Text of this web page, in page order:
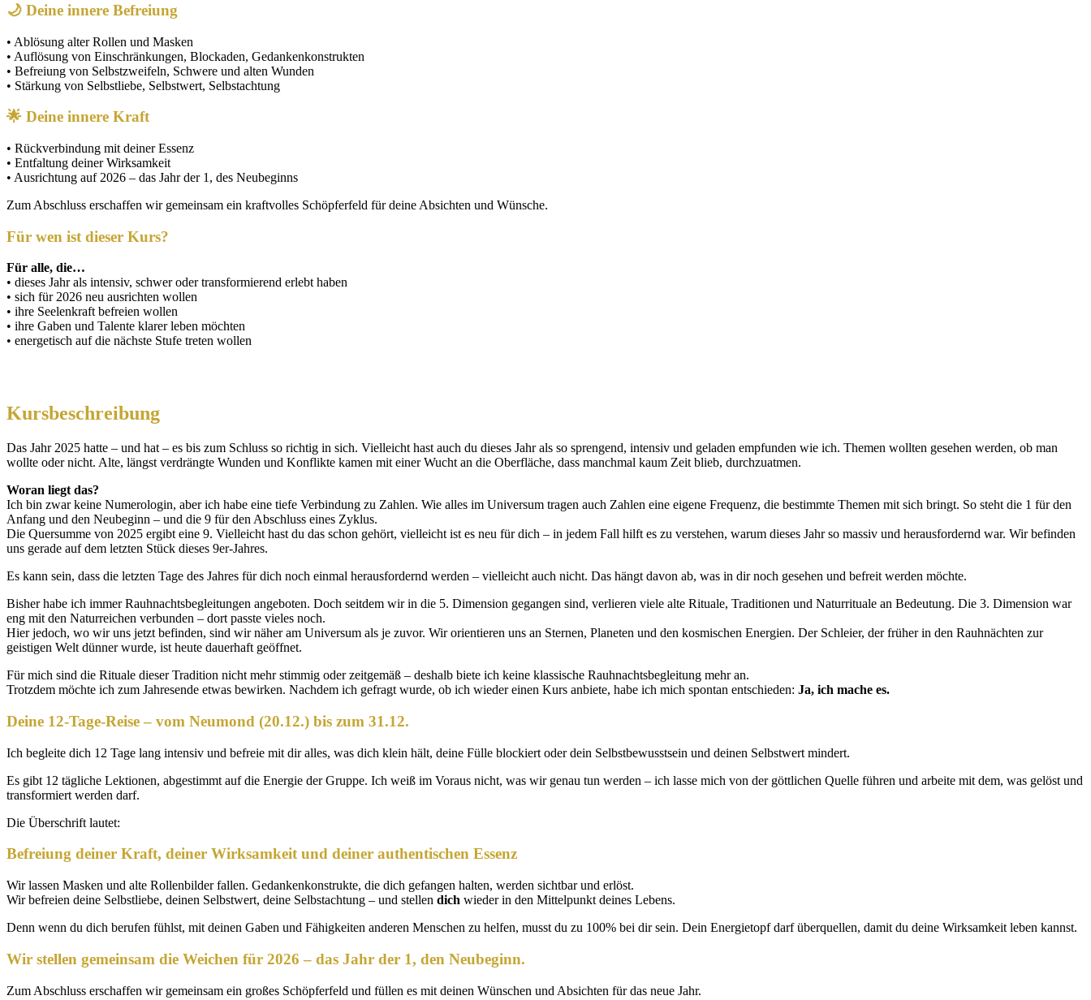
🌙 Deine innere Befreiung
• Ablösung alter Rollen und Masken
• Auflösung von Einschränkungen, Blockaden, Gedankenkonstrukten
• Befreiung von Selbstzweifeln, Schwere und alten Wunden
• Stärkung von Selbstliebe, Selbstwert, Selbstachtung
🌟 Deine innere Kraft
• Rückverbindung mit deiner Essenz
• Entfaltung deiner Wirksamkeit
• Ausrichtung auf 2026 – das Jahr der 1, des Neubeginns
Zum Abschluss erschaffen wir gemeinsam ein kraftvolles Schöpferfeld für deine Absichten und Wünsche.
Für wen ist dieser Kurs?
Für alle, die…
• dieses Jahr als intensiv, schwer oder transformierend erlebt haben
• sich für 2026 neu ausrichten wollen
• ihre Seelenkraft befreien wollen
• ihre Gaben und Talente klarer leben möchten
• energetisch auf die nächste Stufe treten wollen
Kursbeschreibung
Das Jahr 2025 hatte – und hat – es bis zum Schluss so richtig in sich. Vielleicht hast auch du dieses Jahr als so sprengend, intensiv und geladen empfunden wie ich. Themen wollten gesehen werden, ob man
wollte oder nicht. Alte, längst verdrängte Wunden und Konflikte kamen mit einer Wucht an die Oberfläche, dass manchmal kaum Zeit blieb, durchzuatmen.
Woran liegt das?
Ich bin zwar keine Numerologin, aber ich habe eine tiefe Verbindung zu Zahlen. Wie alles im Universum tragen auch Zahlen eine eigene Frequenz, die bestimmte Themen mit sich bringt. So steht die 1 für den
Anfang und den Neubeginn – und die 9 für den Abschluss eines Zyklus.
Die Quersumme von 2025 ergibt eine 9. Vielleicht hast du das schon gehört, vielleicht ist es neu für dich – in jedem Fall hilft es zu verstehen, warum dieses Jahr so massiv und herausfordernd war. Wir befinden
uns gerade auf dem letzten Stück dieses 9er-Jahres.
Es kann sein, dass die letzten Tage des Jahres für dich noch einmal herausfordernd werden – vielleicht auch nicht. Das hängt davon ab, was in dir noch gesehen und befreit werden möchte.
Bisher habe ich immer Rauhnachtsbegleitungen angeboten. Doch seitdem wir in die 5. Dimension gegangen sind, verlieren viele alte Rituale, Traditionen und Naturrituale an Bedeutung. Die 3. Dimension war
eng mit den Naturreichen verbunden – dort passte vieles noch.
Hier jedoch, wo wir uns jetzt befinden, sind wir näher am Universum als je zuvor. Wir orientieren uns an Sternen, Planeten und den kosmischen Energien. Der Schleier, der früher in den Rauhnächten zur
geistigen Welt dünner wurde, ist heute dauerhaft geöffnet.
Für mich sind die Rituale dieser Tradition nicht mehr stimmig oder zeitgemäß – deshalb biete ich keine klassische Rauhnachtsbegleitung mehr an.
Trotzdem möchte ich zum Jahresende etwas bewirken. Nachdem ich gefragt wurde, ob ich wieder einen Kurs anbiete, habe ich mich spontan entschieden: Ja, ich mache es.
Deine 12-Tage-Reise – vom Neumond (20.12.) bis zum 31.12.
Ich begleite dich 12 Tage lang intensiv und befreie mit dir alles, was dich klein hält, deine Fülle blockiert oder dein Selbstbewusstsein und deinen Selbstwert mindert.
Es gibt 12 tägliche Lektionen, abgestimmt auf die Energie der Gruppe. Ich weiß im Voraus nicht, was wir genau tun werden – ich lasse mich von der göttlichen Quelle führen und arbeite mit dem, was gelöst und
transformiert werden darf.
Die Überschrift lautet:
Befreiung deiner Kraft, deiner Wirksamkeit und deiner authentischen Essenz
Wir lassen Masken und alte Rollenbilder fallen. Gedankenkonstrukte, die dich gefangen halten, werden sichtbar und erlöst.
Wir befreien deine Selbstliebe, deinen Selbstwert, deine Selbstachtung – und stellen dich wieder in den Mittelpunkt deines Lebens.
Denn wenn du dich berufen fühlst, mit deinen Gaben und Fähigkeiten anderen Menschen zu helfen, musst du zu 100% bei dir sein. Dein Energietopf darf überquellen, damit du deine Wirksamkeit leben kannst.
Wir stellen gemeinsam die Weichen für 2026 – das Jahr der 1, den Neubeginn.
Zum Abschluss erschaffen wir gemeinsam ein großes Schöpferfeld und füllen es mit deinen Wünschen und Absichten für das neue Jahr.